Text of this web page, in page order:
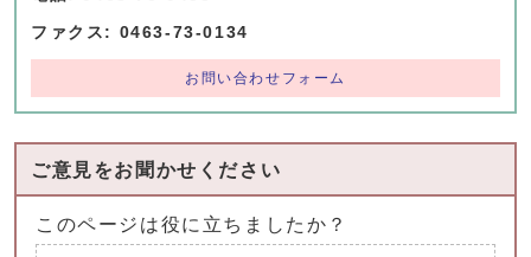
ファクス: 0463-73-0134
お問い合わせフォーム
ご意見をお聞かせください
このページは役に立ちましたか？